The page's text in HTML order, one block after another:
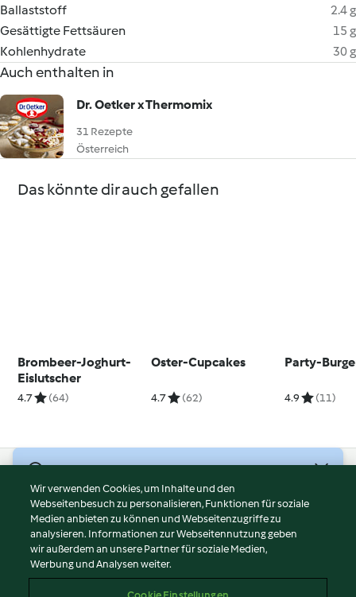
Ballaststoff
2.4 g
Gesättigte Fettsäuren
15 g
Kohlenhydrate
30 g
Auch enthalten in
Dr. Oetker x Thermomix
31 Rezepte
Österreich
Das könnte dir auch gefallen
Brombeer-Joghurt-
Eislutscher
4.7 (64)
Oster-Cupcakes
4.7 (62)
Party-
4.9 (11)
Nutzungsbedingungen
Datenschutzrichtlinien
Disclaimer
Impressum
Wir verwenden Cookies, um Inhalte und den
Webseitenbesuch zu personalisieren, Funktionen für soziale
Medien anbieten zu können und Webseitenzugriffe zu
analysieren. Informationen zur Webseitennutzung geben
wir außerdem an unsere Partner für soziale Medien,
Werbung und Analysen weiter.